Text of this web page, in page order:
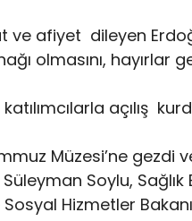
ve afiyet dileyen
olmasını, hayırlar
açılış
Müzesi’ne gezdi
Soylu,
Hizmetler